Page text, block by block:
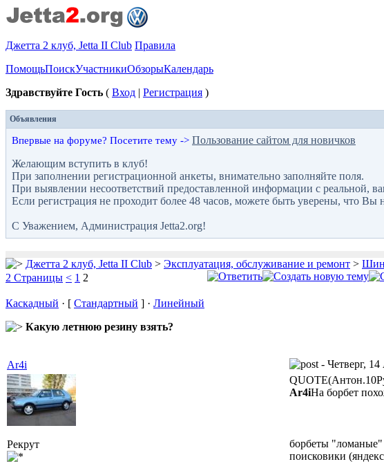
Джетта 2 клуб, Jetta II Club Правила
ПомощьПоискУчастникиОбзорыКалендарь
Здравствуйте Гость ( Вход | Регистрация )
Объявления
Впервые на форуме? Посетите тему -> Пользование сайтом для новичков
Желающим вступить в клуб!
При заполнении регистрационной анкеты, внимательно заполняйте поля.
При выявлении несоответствий предоставленной информации с реальной,
Если регистрация не проходит более 48 часов, можете быть уверены, что
С Уважением, Администрация Jetta2.org!
Джетта 2 клуб, Jetta II Club > Эксплуатация, обслуживание и ремонт >
2 Страницы < 1 2
Каскадный · [ Стандартный ] · Линейный
Какую летнюю резину взять?
Ar4i
- Четверг, 14
Рекрут
Ar4iНа борбет
борбеты "ломаные"
поисковики